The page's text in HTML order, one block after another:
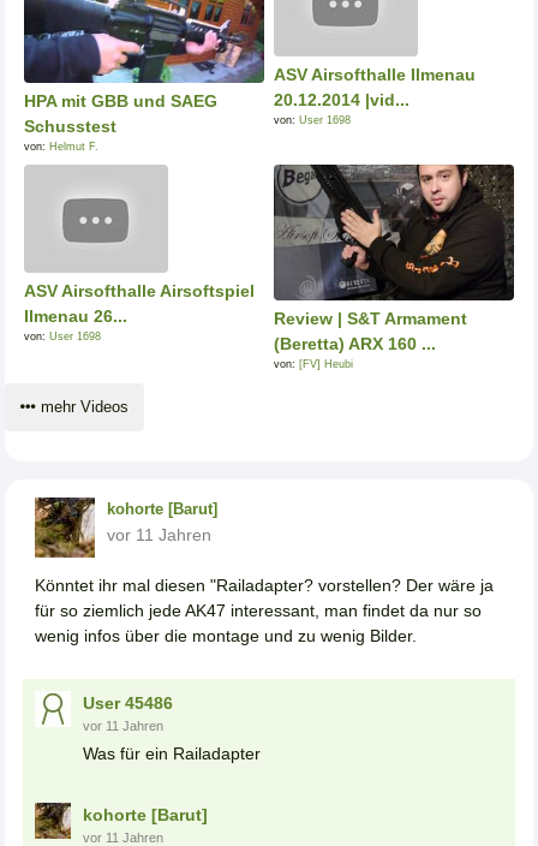
HPA mit GBB und SAEG
Schusstest
von: Helmut F.
ASV Airsofthalle Ilmenau
20.12.2014 |vid...
von: User 1698
ASV Airsofthalle Airsoftspiel
Ilmenau 26...
von: User 1698
Review | S&T Armament
(Beretta) ARX 160 ...
von: [FV] Heubi
mehr Videos
kohorte [Barut]
vor 11 Jahren
Könntet ihr mal diesen "Railadapter? vorstellen? Der wäre ja
für so ziemlich jede AK47 interessant, man findet da nur so
wenig infos über die montage und zu wenig Bilder.
User 45486
vor 11 Jahren
Was für ein Railadapter
kohorte [Barut]
vor 11 Jahren